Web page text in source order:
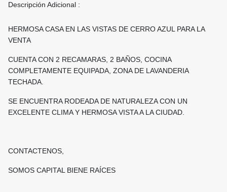
Descripción Adicional :
HERMOSA CASA EN LAS VISTAS DE CERRO AZUL PARA LA
VENTA
CUENTA CON 2 RECAMARAS, 2 BAÑOS, COCINA
COMPLETAMENTE EQUIPADA, ZONA DE LAVANDERIA
TECHADA.
SE ENCUENTRA RODEADA DE NATURALEZA CON UN
EXCELENTE CLIMA Y HERMOSA VISTA A LA CIUDAD.
CONTACTENOS,
SOMOS CAPITAL BIENE RAÍCES